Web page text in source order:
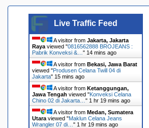
Live Traffic Feed
A visitor from Jakarta, Jakarta
Rayaviewed "0816562888 BROJEANS :
Pabrik Konveksi &… " 14 mins ago
A visitor from Bekasi, Jawa Barat
viewed "Produsen Celana Twill 04 di
Jakarta" 15 mins ago
A visitor from Ketanggungan,
Jawa Tengah viewed "Konveksi Celana
Chino 02 di Jakarta… " 1 hr 19 mins ago
A visitor from Medan, Sumatera
Utaraviewed "Maklun Celana Jeans
Wrangler 07 di… " 1 hr 19 mins ago